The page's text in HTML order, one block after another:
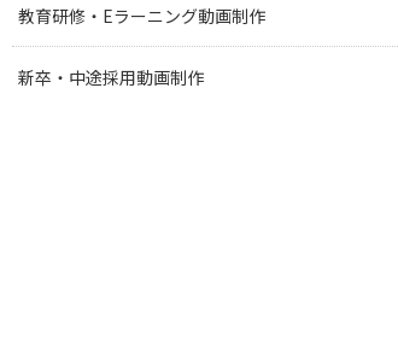
教育研修・Eラーニング動画制作
新卒・中途採用動画制作